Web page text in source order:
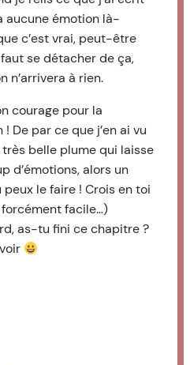
aucune émotion là-
c’est vrai, peut-être
se détacher de ça,
n’arrivera à rien.
courage pour la
De par ce que j’en ai vu
belle plume qui laisse
d’émotions, alors un
le faire ! Crois en toi
forcément facile…)
as-tu fini ce chapitre ?